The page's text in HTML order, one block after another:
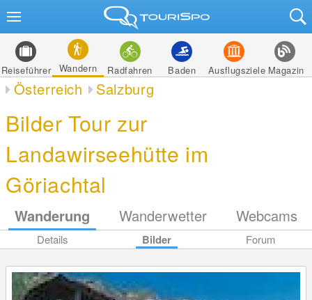
Reiseführer Wandern Radfahren Baden Ausflugsziele Magazin
Österreich Salzburg
Bilder Tour zur
Landawirseehütte im
Göriachtal
Wanderung Wanderwetter Webcams
Details Bilder Forum